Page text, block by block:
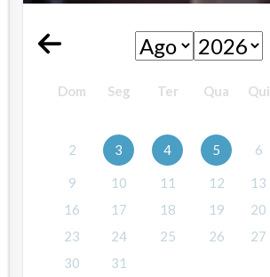
Dom Seg Ter Qua Qui
2
3 4 5 6
9 10 11 12 13
16
17 18 19 20
23
24 25 26 27
30
31